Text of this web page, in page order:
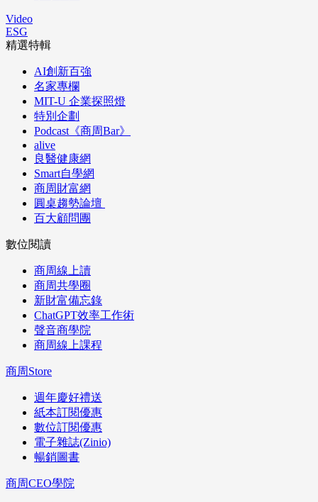
Video
ESG
精選特輯
AI創新百強
名家專欄
MIT-U 企業探照燈
特別企劃
Podcast《商周Bar》
alive
良醫健康網
Smart自學網
商周財富網
圓桌趨勢論壇
百大顧問團
數位閱讀
商周線上讀
商周共學圈
新財富備忘錄
ChatGPT效率工作術
聲音商學院
商周線上課程
商周Store
週年慶好禮送
紙本訂閱優惠
數位訂閱優惠
電子雜誌(Zinio)
暢銷圖書
商周CEO學院